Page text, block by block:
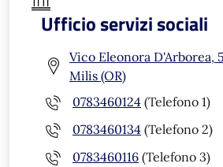
Ufficio servizi sociali
Vico Eleonora D'Arborea,
Milis (OR)
0783460124 (Telefono 1)
0783460134 (Telefono 2)
0783460116 (Telefono 3)